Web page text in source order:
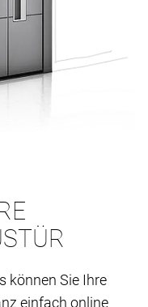
können Sie Ihre
einfach online